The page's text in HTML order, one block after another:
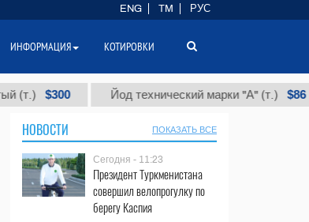
$300 Йод технический марки "А" (т.) $86 000
НОВОСТИ ПОКАЗАТЬ ВСЕ
Сегодня - 11:23
Президент Туркменистана
совершил велопрогулку по
берегу Каспия
ENG TM РУС
ИНФОРМАЦИЯ КОТИРОВКИ